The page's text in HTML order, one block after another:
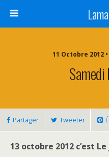
11 Octobre 2012
Partager Tweeter
13 octobre 2012 c’est